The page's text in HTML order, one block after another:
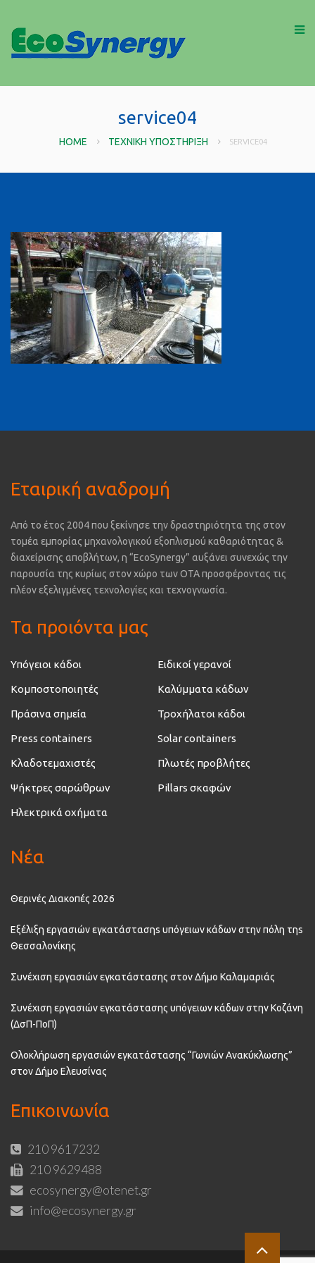
service04
HOME ΤΕΧΝΙΚΉ ΥΠΟΣΤΉΡΙΞΗ SERVICE04
Εταιρική αναδρομή
Από το έτος 2004 που ξεκίνησε την δραστηριότητα της στον
τομέα εμπορίας μηχανολογικού εξοπλισμού καθαριότητας &
διαχείρισης αποβλήτων, η “EcoSynergy” αυξάνει συνεχώς την
παρουσία της κυρίως στον χώρο των ΟΤΑ προσφέροντας τις
πλέον εξελιγμένες τεχνολογίες και τεχνογνωσία.
Τα προιόντα μας
Υπόγειοι κάδοι Ειδικοί γερανοί
Κομποστοποιητές Καλύμματα κάδων
Πράσινα σημεία Τροχήλατοι κάδοι
Press containers Solar containers
Κλαδοτεμαχιστές Πλωτές προβλήτες
Ψήκτρες σαρώθρων Pillars σκαφών
Ηλεκτρικά οχήματα
Νέα
Θερινές Διακοπές 2026
Εξέλιξη εργασιών εγκατάστασηs υπόγειων κάδων στην πόλη τηs
Θεσσαλονίκης
Συνέχιση εργασιών εγκατάστασης στον Δήμο Καλαμαριάς
Συνέχιση εργασιών εγκατάστασης υπόγειων κάδων στην Κοζάνη
(ΔσΠ-ΠοΠ)
Ολοκλήρωση εργασιών εγκατάστασης “Γωνιών Ανακύκλωσης”
στον Δήμο Ελευσίνας
Επικοινωνία
210 9617232
210 9629488
ecosynergy@otenet.gr
info@ecosynergy.gr